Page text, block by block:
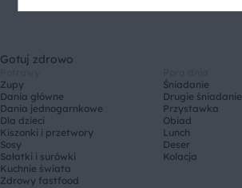
Gotuj zdrowo
Zupy
Dania główne
Dania jednogarnkowe
Dla dzieci
Kiszonki i przetwory
Sosy
Sałatki i surówki
Kuchnie świata
Zdrowy fastfood
Śniadanie
Drugie śniadanie
Przystawka
Obiad
Lunch
Deser
Kolacja